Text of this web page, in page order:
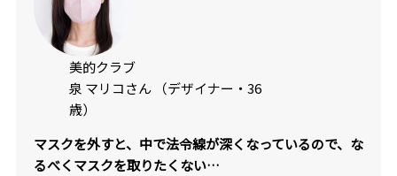
美的クラブ
泉 マリコさん （デザイナー・36
歳）
マスクを外すと、中で法令線が深くなっているので、な
るべくマスクを取りたくない…